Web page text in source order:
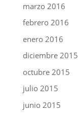
marzo 2016
febrero 2016
enero 2016
diciembre 2015
octubre 2015
julio 2015
junio 2015